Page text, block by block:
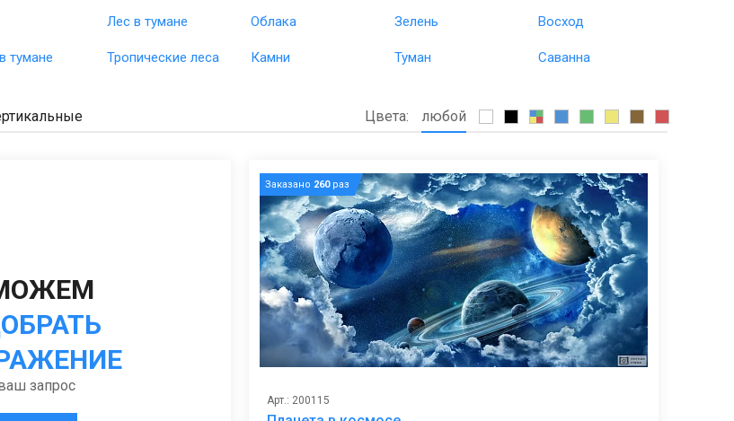
Лес в тумане Облака Зелень Восход
тумане Тропические леса Камни Туман Саванна
Цвета: любой
запрос
Заказано 260раз
Арт.: 200115